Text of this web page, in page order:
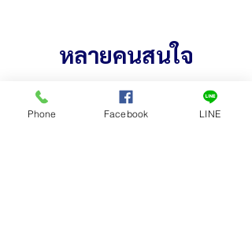
หลายคนสนใจ
Phone Facebook LINE